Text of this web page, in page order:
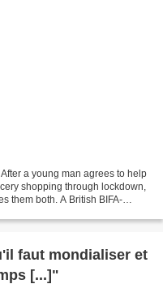
a young man agrees to help
shopping through lockdown,
them both. A British BIFA-
faut mondialiser et
[...]"